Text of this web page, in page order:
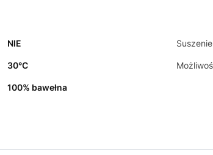
NIE
30°C
100% bawełna